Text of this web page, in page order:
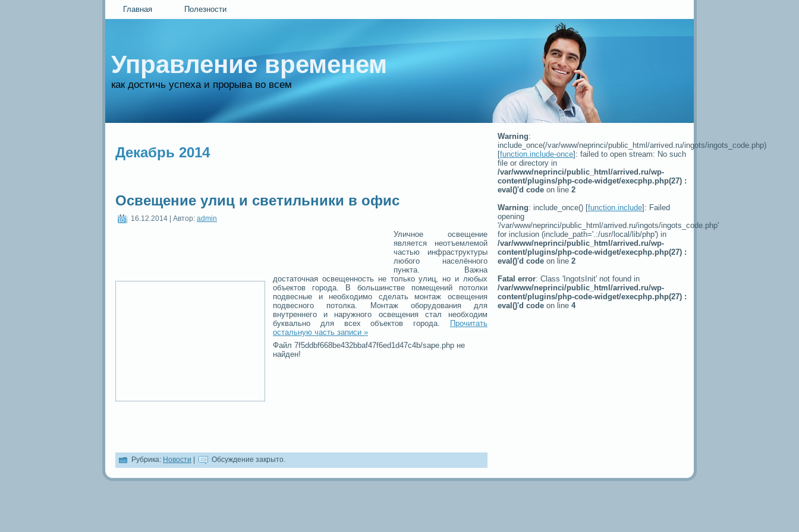
Главная Полезности
Управление временем
как достичь успеха и прорыва во всем
Декабрь 2014
Освещение улиц и светильники в офис
16.12.2014 | Автор: admin
Уличное освещение
является неотъемлемой
частью инфраструктуры
любого населённого
пункта. Важна
достаточная освещенность не только улиц, но и любых
объектов города. В большинстве помещений потолки
подвесные и необходимо сделать монтаж освещения
подвесного потолка. Монтаж оборудования для
внутреннего и наружного освещения стал необходим
буквально для всех объектов города.
Прочитать
остальную часть записи »
Файл 7f5ddbf668be432bbaf47f6ed1d47c4b/sape.php не
найден!
Рубрика: Новости Обсуждение закрыто.
Warning:
include_once(/var/www/neprinci/public_html/arrived.ru/ingots/ingots_code.php)
[function.include-once]: failed to open stream: No such
file or directory in
/var/www/neprinci/public_html/arrived.ru/wp-
content/plugins/php-code-widget/execphp.php(27) :
eval()'d code on line 2
Warning: include_once() [function.include]: Failed
opening
'/var/www/neprinci/public_html/arrived.ru/ingots/ingots_code.php'
for inclusion (include_path='.:/usr/local/lib/php') in
/var/www/neprinci/public_html/arrived.ru/wp-
content/plugins/php-code-widget/execphp.php(27) :
eval()'d code on line 2
Fatal error: Class 'IngotsInit' not found in
/var/www/neprinci/public_html/arrived.ru/wp-
content/plugins/php-code-widget/execphp.php(27) :
eval()'d code on line 4